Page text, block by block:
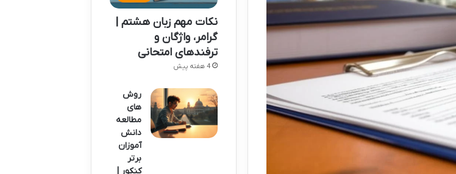
نکات مهم زبان هشتم |
گرامر، واژگان و
ترفندهای امتحانی
4 هفته پیش
روش
های
مطالعه
دانش
آموزان
برتر
کنکور |